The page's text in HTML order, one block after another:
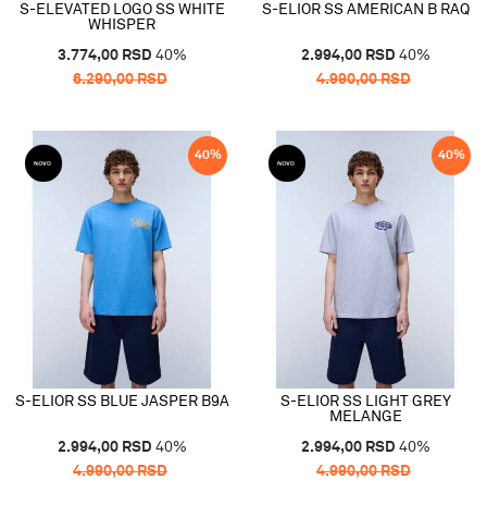
S-ELEVATED LOGO SS WHITE
WHISPER
3.774,00 RSD 40%
6.290,00RSD
S-ELIOR SS AMERICAN B RAQ
2.994,00 RSD 40%
4.990,00RSD
40%
S-ELIOR SS BLUE JASPER B9A
2.994,00 RSD 40%
4.990,00RSD
40%
S-ELIOR SS LIGHT GREY
MELANGE
2.994,00 RSD 40%
4.990,00RSD